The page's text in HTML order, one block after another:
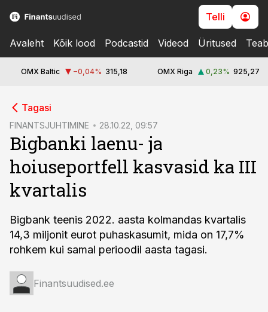
Telli
Avaleht Kõik lood Podcastid Videod Üritused
OMX Baltic −0,04% 315,18 OMX Riga 0,23% 925,27
Tagasi
FINANTSJUHTIMINE 28.10.22, 09:57
Bigbanki laenu- ja
hoiuseportfell kasvasid ka III
kvartalis
Bigbank teenis 2022. aasta kolmandas kvartalis
14,3 miljonit eurot puhaskasumit, mida on 17,7%
rohkem kui samal perioodil aasta tagasi.
Finantsuudised.ee